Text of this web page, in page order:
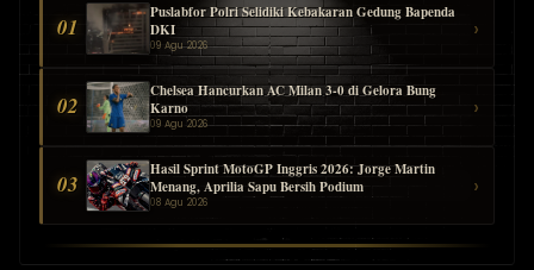
01
Puslabfor Polri Selidiki Kebakaran Gedung Bapenda
DKI
09 Agu 2026
›
02
Chelsea Hancurkan AC Milan 3-0 di Gelora Bung
Karno
09 Agu 2026
›
03
Hasil Sprint MotoGP Inggris 2026: Jorge Martin
Menang, Aprilia Sapu Bersih Podium
08 Agu 2026
›